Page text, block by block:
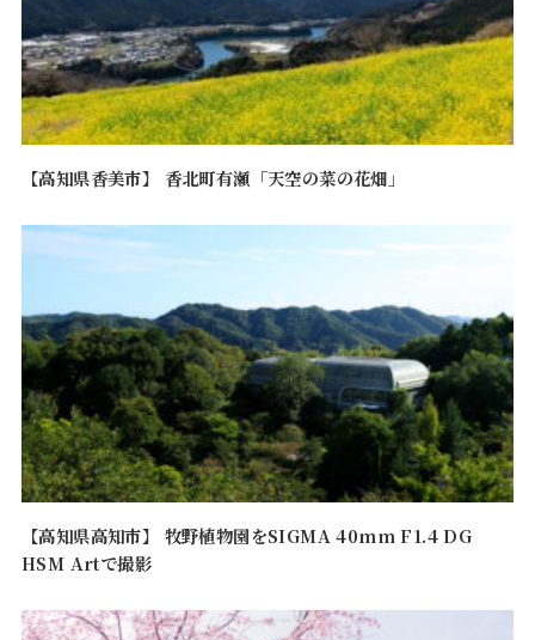
【高知県香美市】 香北町有瀬「天空の菜の花畑」
【高知県高知市】 牧野植物園をSIGMA 40mm F1.4 DG
HSM Artで撮影